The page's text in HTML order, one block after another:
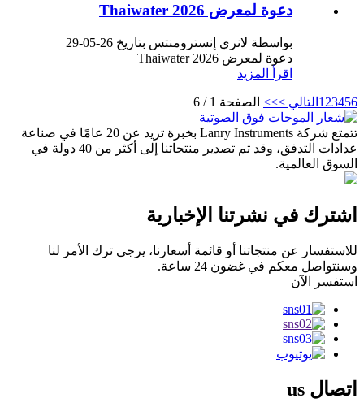
دعوة لمعرض Thaiwater 2026
بواسطة لانري إنسترومنتس بتاريخ 26-05-29
دعوة لمعرض Thaiwater 2026
اقرأ المزيد
1 23456 التالي >>> الصفحة 1 / 6
تتمتع شركة Lanry Instruments بخبرة تزيد عن 20 عامًا في صناعة
عدادات التدفق، وقد تم تصدير منتجاتنا إلى أكثر من 40 دولة في
السوق العالمية.
اشترك في نشرتنا الإخبارية
للاستفسار عن منتجاتنا أو قائمة أسعارنا، يرجى ترك الأمر لنا
وسنتواصل معكم في غضون 24 ساعة.
استفسر الآن
اتصال